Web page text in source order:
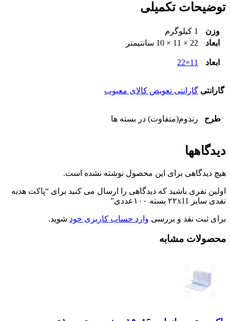
توضیحات تکمیلی
وزن
1 کیلوگرم
ابعاد
22 × 11 × 10 سانتیمتر
ابعاد 11×22
گارانتی گارانتی تعویض کالای معیوب
طرح رندوم(متفاوت) در بسته ها
دیدگاهها
هیچ دیدگاهی برای این محصول نوشته نشده است.
اولین نفری باشید که دیدگاهی را ارسال می کنید برای “پاکت هدیه
نقدی سایز ۲۲x11 بسته ۱۰۰عددی”
برای ثبت نقد و بررسی وارد حساب کاربری خود شوید.
محصولات مشابه